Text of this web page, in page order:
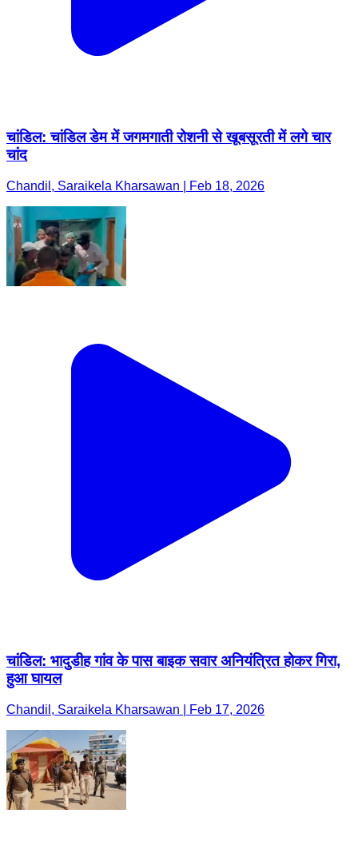
चांडिल: चांडिल डेम में जगमगाती रोशनी से खूबसूरती में लगे चार
चांद
Chandil, Saraikela Kharsawan | Feb 18, 2026
चांडिल: भादुडीह गांव के पास बाइक सवार अनियंत्रित होकर गिरा,
हुआ घायल
Chandil, Saraikela Kharsawan | Feb 17, 2026